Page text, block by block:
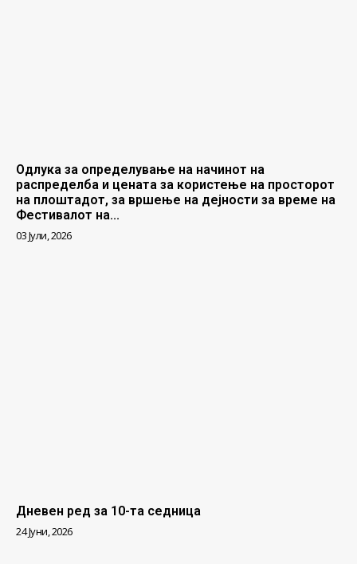
Одлука за определување на начинот на
распределба и цената за користење на просторот
на плоштадот, за вршење на дејности за време на
Фестивалот на...
03 Јули, 2026
Дневен ред за 10-та седница
24 Јуни, 2026